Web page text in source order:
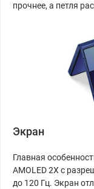
прочнее, а петля
Экран
Главная
AMOLED 2X с
до 120 Гц. Экран